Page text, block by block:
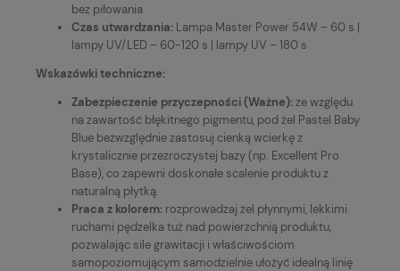
bez piłowania
Czas utwardzania: Lampa Master Power 54W – 60 s |
lampy UV/LED – 60-120 s | lampy UV – 180 s
Wskazówki techniczne:
Zabezpieczenie przyczepności (Ważne):ze względu
na zawartość błękitnego pigmentu, pod żel Pastel Baby
Blue bezwzględnie zastosuj cienką wcierkę z
krystalicznie przezroczystej bazy (np. Excellent Pro
Base), co zapewni doskonałe scalenie produktu z
naturalną płytką.
Praca z kolorem: rozprowadzaj żel płynnymi, lekkimi
ruchami pędzelka tuż nad powierzchnią produktu,
pozwalając sile grawitacji i właściwościom
samopoziomującym samodzielnie ułożyć idealną linię